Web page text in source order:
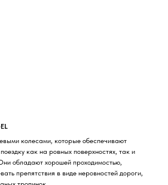
колесами, которые обеспечивают
как на ровных поверхностях, так и
обладают хорошей проходимостью,
препятствия в виде неровностей дороги,